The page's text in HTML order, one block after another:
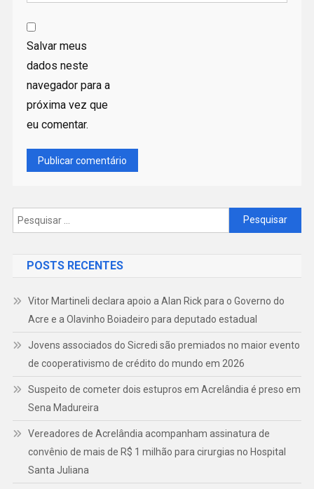
Salvar meus
dados neste
navegador para a
próxima vez que
eu comentar.
Pesquisar
por:
POSTS RECENTES
Vitor Martineli declara apoio a Alan Rick para o Governo do
Acre e a Olavinho Boiadeiro para deputado estadual
Jovens associados do Sicredi são premiados no maior evento
de cooperativismo de crédito do mundo em 2026
Suspeito de cometer dois estupros em Acrelândia é preso em
Sena Madureira
Vereadores de Acrelândia acompanham assinatura de
convênio de mais de R$ 1 milhão para cirurgias no Hospital
Santa Juliana